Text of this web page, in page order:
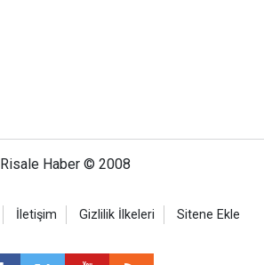
Risale Haber © 2008
İletişim Gizlilik İlkeleri Sitene Ekle